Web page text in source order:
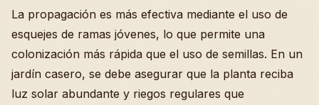
La propagación es más efectiva mediante el uso de
esquejes de ramas jóvenes, lo que permite una
colonización más rápida que el uso de semillas. En un
jardín casero, se debe asegurar que la planta reciba
luz solar abundante y riegos regulares que